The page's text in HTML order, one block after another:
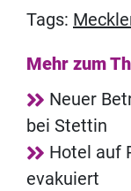
Tags:
Mehr zum
Neuer
bei Stettin
Hotel auf
evakuiert